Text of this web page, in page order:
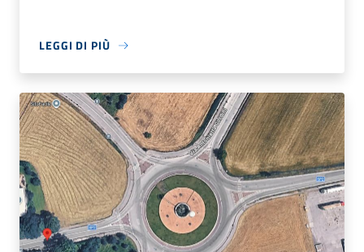
LEGGI DI PIÙ